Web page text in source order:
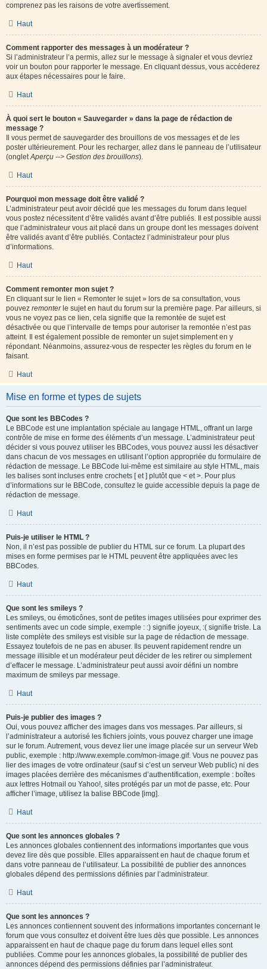
comprenez pas les raisons de votre avertissement.
Haut
Comment rapporter des messages à un modérateur ?
Si l’administrateur l’a permis, allez sur le message à signaler et vous devriez
voir un bouton pour rapporter le message. En cliquant dessus, vous accéderez
aux étapes nécessaires pour le faire.
Haut
À quoi sert le bouton « Sauvegarder » dans la page de rédaction de
message ?
Il vous permet de sauvegarder des brouillons de vos messages et de les
poster ultérieurement. Pour les recharger, allez dans le panneau de l’utilisateur
(ongletAperçu --> Gestion des brouillons).
Haut
Pourquoi mon message doit être validé ?
L’administrateur peut avoir décidé que les messages du forum dans lequel
vous postez nécessitent d’être validés avant d’être publiés. Il est possible aussi
que l’administrateur vous ait placé dans un groupe dont les messages doivent
être validés avant d’être publiés. Contactez l’administrateur pour plus
d’informations.
Haut
Comment remonter mon sujet ?
En cliquant sur le lien « Remonter le sujet » lors de sa consultation, vous
pouvez remonterle sujet en haut du forum sur la première page. Par ailleurs, si
vous ne voyez pas ce lien, cela signifie que la remontée de sujet est
désactivée ou que l’intervalle de temps pour autoriser la remontée n’est pas
atteint. Il est également possible de remonter un sujet simplement en y
répondant. Néanmoins, assurez-vous de respecter les règles du forum en le
faisant.
Haut
Mise en forme et types de sujets
Que sont les BBCodes ?
Le BBCode est une implantation spéciale au langage HTML, offrant un large
contrôle de mise en forme des éléments d’un message. L’administrateur peut
décider si vous pouvez utiliser les BBCodes, vous pouvez aussi les désactiver
dans chacun de vos messages en utilisant l’option appropriée du formulaire de
rédaction de message. Le BBCode lui-même est similaire au style HTML, mais
les balises sont incluses entre crochets [ et ] plutôt que < et >. Pour plus
d’informations sur le BBCode, consultez le guide accessible depuis la page de
rédaction de message.
Haut
Puis-je utiliser le HTML ?
Non, il n’est pas possible de publier du HTML sur ce forum. La plupart des
mises en forme permises par le HTML peuvent être appliquées avec les
BBCodes.
Haut
Que sont les smileys ?
Les smileys, ou émoticônes, sont de petites images utilisées pour exprimer des
sentiments avec un code simple, exemple : :) signifie joyeux, :( signifie triste. La
liste complète des smileys est visible sur la page de rédaction de message.
Essayez toutefois de ne pas en abuser. Ils peuvent rapidement rendre un
message illisible et un modérateur peut décider de les retirer ou simplement
d’effacer le message. L’administrateur peut aussi avoir défini un nombre
maximum de smileys par message.
Haut
Puis-je publier des images ?
Oui, vous pouvez afficher des images dans vos messages. Par ailleurs, si
l’administrateur a autorisé les fichiers joints, vous pouvez charger une image
sur le forum. Autrement, vous devez lier une image placée sur un serveur Web
public, exemple : http://www.exemple.com/mon-image.gif. Vous ne pouvez pas
lier des images de votre ordinateur (sauf si c’est un serveur Web public) ni des
images placées derrière des mécanismes d’authentification, exemple : boîtes
aux lettres Hotmail ou Yahoo!, sites protégés par un mot de passe, etc. Pour
afficher l’image, utilisez la balise BBCode [img].
Haut
Que sont les annonces globales ?
Les annonces globales contiennent des informations importantes que vous
devez lire dès que possible. Elles apparaissent en haut de chaque forum et
dans votre panneau de l’utilisateur. La possibilité de publier des annonces
globales dépend des permissions définies par l’administrateur.
Haut
Que sont les annonces ?
Les annonces contiennent souvent des informations importantes concernant le
forum que vous consultez et doivent être lues dès que possible. Les annonces
apparaissent en haut de chaque page du forum dans lequel elles sont
publiées. Comme pour les annonces globales, la possibilité de publier des
annonces dépend des permissions définies par l’administrateur.